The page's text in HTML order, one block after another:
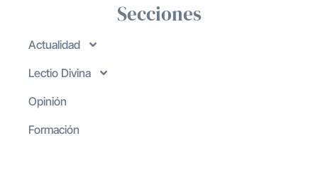
Secciones
Actualidad
Lectio Divina
Opinión
Formación